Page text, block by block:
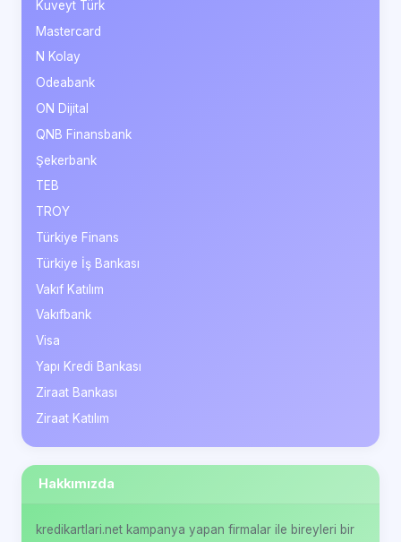
Kuveyt Türk
Mastercard
N Kolay
Odeabank
ON Dijital
QNB Finansbank
Şekerbank
TEB
TROY
Türkiye Finans
Türkiye İş Bankası
Vakıf Katılım
Vakıfbank
Visa
Yapı Kredi Bankası
Ziraat Bankası
Ziraat Katılım
Hakkımızda
kredikartlari.net kampanya yapan firmalar ile bireyleri bir